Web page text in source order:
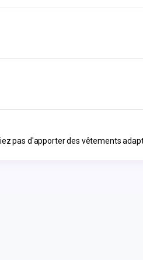
pas d'apporter des vêtements